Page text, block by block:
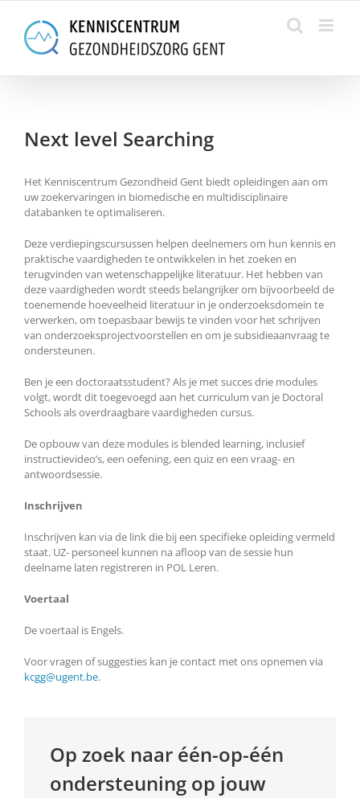
content
Next level Searching
Het Kenniscentrum Gezondheid Gent biedt opleidingen aan om
uw zoekervaringen in biomedische en multidisciplinaire
databanken te optimaliseren.
Deze verdiepingscursussen helpen deelnemers om hun kennis en
praktische vaardigheden te ontwikkelen in het zoeken en
terugvinden van wetenschappelijke literatuur. Het hebben van
deze vaardigheden wordt steeds belangrijker om bijvoorbeeld de
toenemende hoeveelheid literatuur in je onderzoeksdomein te
verwerken, om toepasbaar bewijs te vinden voor het schrijven
van onderzoeksprojectvoorstellen en om je subsidieaanvraag te
ondersteunen.
Ben je een doctoraatsstudent? Als je met succes drie modules
volgt, wordt dit toegevoegd aan het curriculum van je Doctoral
Schools als overdraagbare vaardigheden cursus.
De opbouw van deze modules is blended learning, inclusief
instructievideo’s, een oefening, een quiz en een vraag- en
antwoordsessie.
Inschrijven
Inschrijven kan via de link die bij een specifieke opleiding vermeld
staat. UZ- personeel kunnen na afloop van de sessie hun
deelname laten registreren in POL Leren.
Voertaal
De voertaal is Engels.
Voor vragen of suggesties kan je contact met ons opnemen via
kcgg@ugent.be.
Op zoek naar één-op-één
ondersteuning op jouw